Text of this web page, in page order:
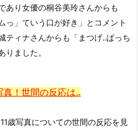
あり女優の桐谷美玲さんからも
っ」ていう口が好き」とコメント
ティナさんからも「まつげ..ぱっち
りました。
真！世間の反応は..
歳写真についての世間の反応を見